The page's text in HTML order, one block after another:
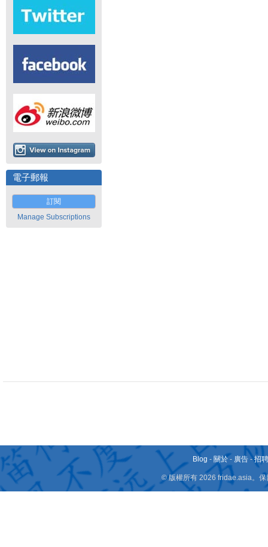
電子郵報
訂閱
Manage Subscriptions
Blog - 關於 - 廣告 -招
© 版權所有 2026 fridae.asia。